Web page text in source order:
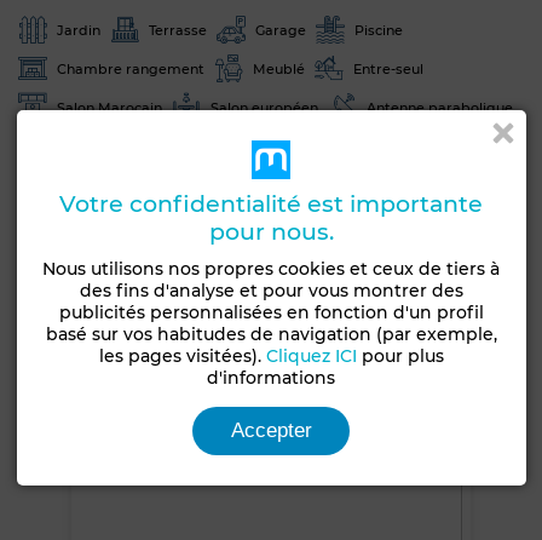
Jardin Terrasse Garage Piscine
Chambre rangement Meublé Entre-seul
Salon Marocain Salon européen Antenne parabolique
Climatisation
Double vitrage
Micro-ondes Animaux domestiques autorisés
Voir plus de photos
Votre confidentialité est importante
pour nous.
Nous utilisons nos propres cookies et ceux de tiers à
des fins d'analyse et pour vous montrer des
publicités personnalisées en fonction d'un profil
basé sur vos habitudes de navigation (par exemple,
les pages visitées). Cliquez ICI pour plus
d'informations
Accepter